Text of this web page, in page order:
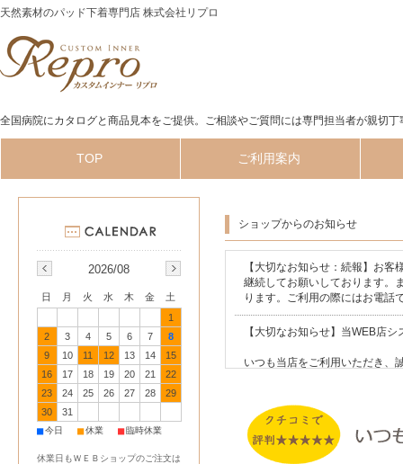
天然素材のパッド下着専門店 株式会社リプロ
全国病院にカタログと商品見本をご提供。ご相談やご質問には専門担当者が親切
TOP ご利用案内
ショップからのお知らせ
【大切なお知らせ：続報】お
継続してお願いしております。
ります。ご利用の際にはお電
【大切なお知らせ】当WEB店
いつも当店をご利用いただき、
ログラムの実行）があったと
現在、詳細な調査を進めてい
詫び、そして念のための大切な
2026/08
日 月 火 水 木 金
土
1
2
3 4 5 6 7
8
9
10 11 12 13 14
15
16
17 18 19 20 21
22
23
24 25 26 27 28
29
30
31
■今日 ■休業 ■臨時休業
休業日もＷＥＢショップのご注文は